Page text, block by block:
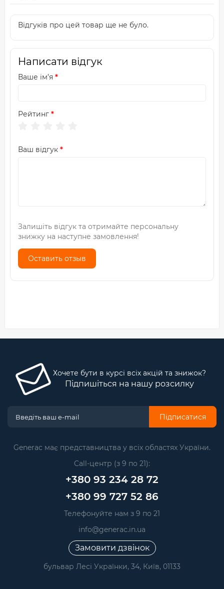
Відгуків про цей товар ще не було.
Написати відгук
Ваше ім’я
Рейтинг
Ваш відгук
Залишіть відгук та отримайте персональну
знижку на наступне замовлення!
Оставить отзыв
Хочете бути в курсі всіх акцій та знижок?
Підпишіться на нашу розсилку
Підписатися
Generac має представництва у всіх областях України.
Call-центр (з 9 по 21):
+380 93 234 28 72
+380 99 727 52 86
Телефонуйте нам з 9 по 21
info@generac.in.ua
Замовити дзвінок
бульвар Лесі Українки, 34, Київ, 01133